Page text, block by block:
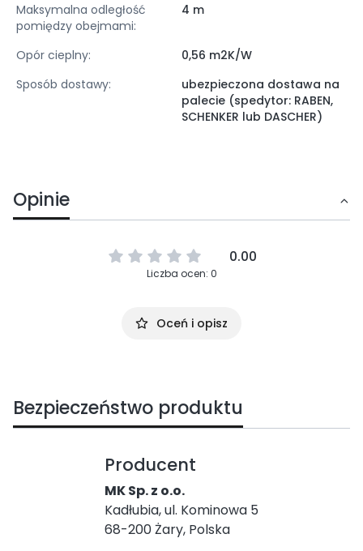
Maksymalna odległość
pomiędzy obejmami:
4 m
Opór cieplny:
0,56 m2K/W
Sposób dostawy:
ubezpieczona dostawa na
palecie (spedytor: RABEN,
SCHENKER lub DASCHER)
Opinie
0.00
Liczba ocen: 0
Oceń i opisz
Bezpieczeństwo produktu
Producent
MK Sp. z o.o.
Kadłubia, ul. Kominowa 5
68-200 Żary, Polska